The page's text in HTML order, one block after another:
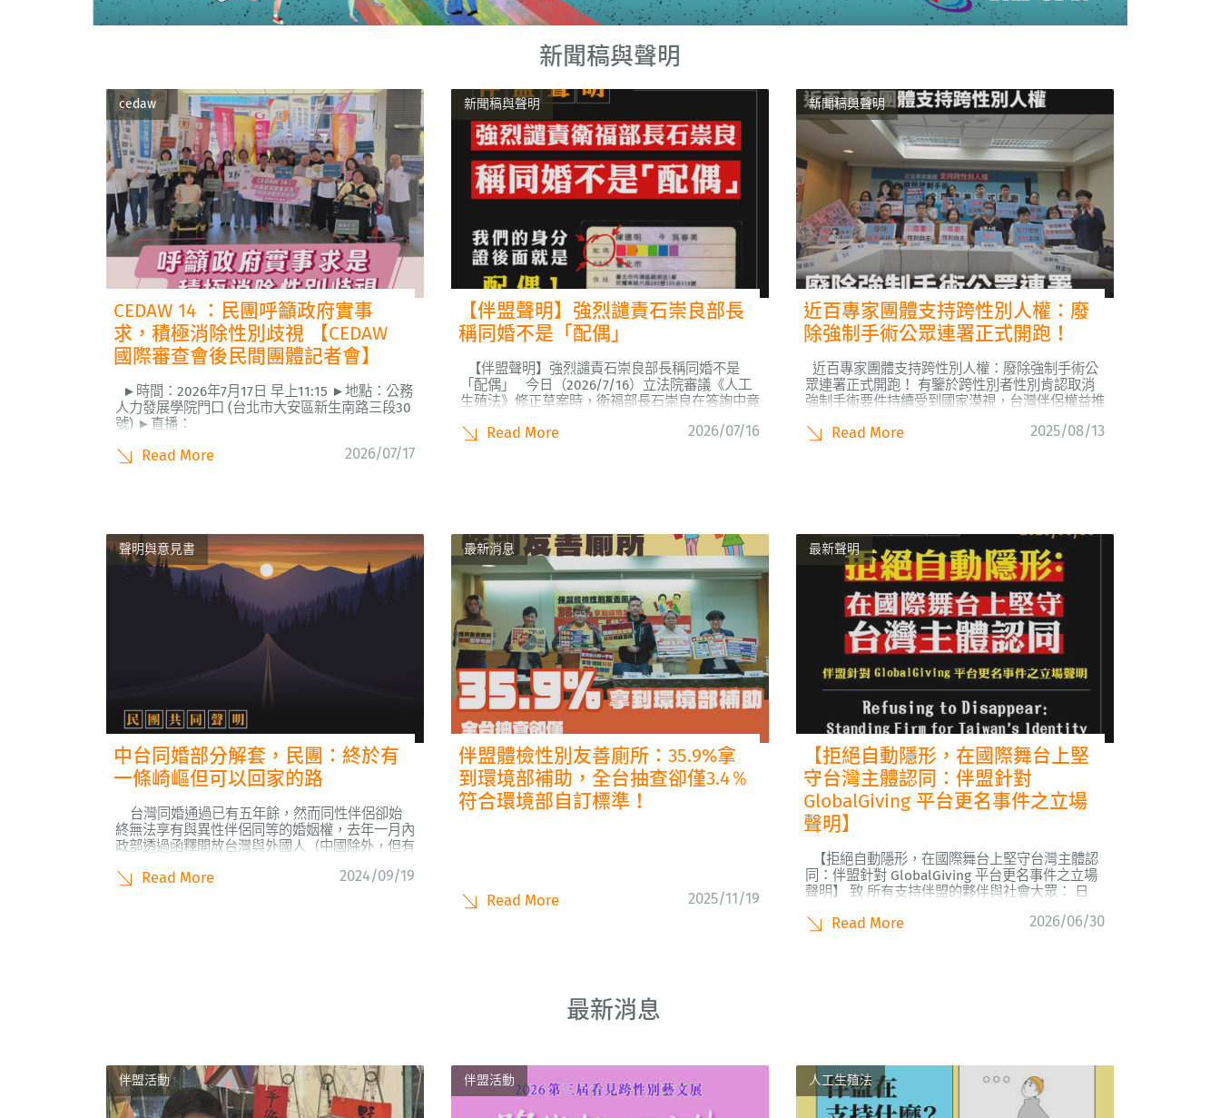
新聞稿與聲明
cedaw
CEDAW 14 ：民團呼籲政府實事
求，積極消除性別歧視 【CEDAW
國際審查會後民間團體記者會】
►時間：2026年7月17日 早上11:15 ►地點：公務
人力發展學院門口 (台北市大安區新生南路三段30
號) ►直播：
消除對婦女一切形式歧視公約（CEDAW）第5次國
Read More 2026/07/17
新聞稿與聲明
【伴盟聲明】強烈譴責石崇良部長
稱同婚不是「配偶」
【伴盟聲明】強烈譴責石崇良部長稱同婚不是
「配偶」 今日（2026/7/16）立法院審議《人工
生殖法》修正草案時，衛福部長石崇良在答詢中竟
偶，因為它叫做『結合關係』」。此言一出，立即
Read More 2026/07/16
新聞稿與聲明
近百專家團體支持跨性別人權：廢
除強制手術公眾連署正式開跑！
近百專家團體支持跨性別人權：廢除強制手術公
眾連署正式開跑！ 有鑒於跨性別者性別肯認取消
強制手術要件持續受到國家漠視，台灣伴侶權益推
止將強制手術作為性別變更的必要條件──還給跨
Read More 2025/08/13
聲明與意見書
中台同婚部分解套，民團：終於有
一條崎嶇但可以回家的路
台灣同婚通過已有五年餘，然而同性伴侶卻始
終無法享有與異性伴侶同等的婚姻權，去年一月內
政部透過函釋開放台灣與外國人（中國除外，但有
（簡稱：中台），以及兩個外國人其中一方來自同
Read More 2024/09/19
最新消息
伴盟體檢性別友善廁所：35.9%拿
到環境部補助，全台抽查卻僅3.4％
符合環境部自訂標準！
Read More 2025/11/19
最新聲明
【拒絕自動隱形，在國際舞台上堅
守台灣主體認同：伴盟針對
GlobalGiving 平台更名事件之立場
聲明】
【拒絕自動隱形，在國際舞台上堅守台灣主體認
同：伴盟針對 GlobalGiving 平台更名事件之立場
聲明】 致 所有支持伴盟的夥伴與社會大眾： 日
將平台上台灣組織的所在地「Taiwan」更名為
Read More 2026/06/30
最新消息
伴盟活動 伴盟活動 人工生殖法